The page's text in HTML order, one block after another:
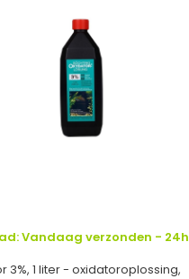
Vandaag verzonden - 24h
3%, 1 liter - oxidatoroplossing,